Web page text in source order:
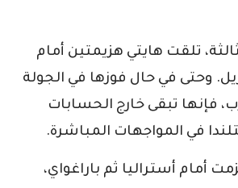
تلقت هايتي هزيمتين أمام
وحتى في حال فوزها في الجولة
فإنها تبقى خارج الحسابات
في المواجهات المباشرة.
أمام أستراليا ثم باراغواي،